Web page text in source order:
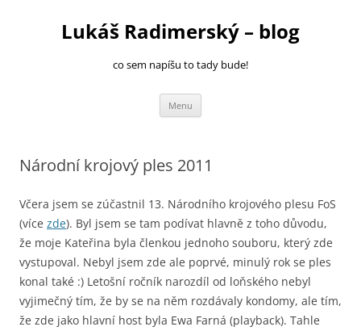
Lukáš Radimerský – blog
co sem napíšu to tady bude!
Menu
Národní krojový ples 2011
Včera jsem se zúčastnil 13. Národního krojového plesu FoS
(více zde). Byl jsem se tam podívat hlavně z toho důvodu,
že moje Kateřina byla členkou jednoho souboru, který zde
vystupoval. Nebyl jsem zde ale poprvé, minulý rok se ples
konal také :) Letošní ročník narozdíl od loňského nebyl
vyjimečný tím, že by se na něm rozdávaly kondomy, ale tím,
že zde jako hlavní host byla Ewa Farná (playback). Tahle